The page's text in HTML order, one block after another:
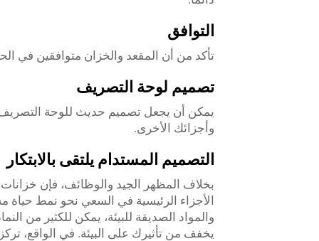
التوافق
تأكد من أن المقعد والخزان متوافقين في
تصميم لوحة التصريف
يمكن أن يجعل تصميم حديث للوحة التصريف
وأجزائك الأخرى.
التصميم المستدام يلتقى بالابتكار
بخلاف المظهر الجيد والوظائف، فإن
الأجزاء الرئيسية في السعي نحو نمط حياة
والمواد الصديقة للبيئة، يمكن للكثير من
يخفف من تأثيرك على البيئة. في الواقع،